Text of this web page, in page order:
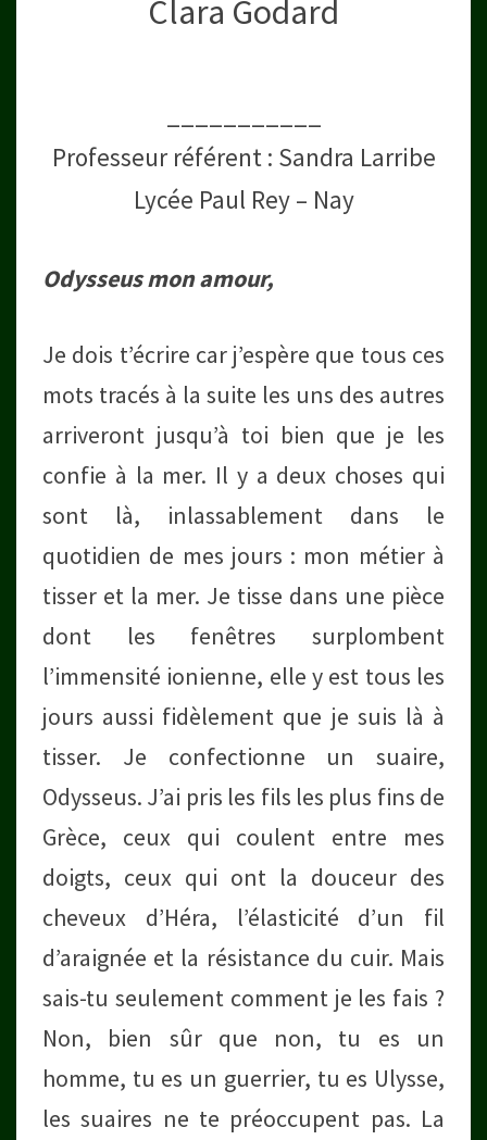
Clara Godard
Professeur référent : Sandra Larribe
Lycée Paul Rey – Nay
Odysseus mon amour,
Je dois t’écrire car j’espère que tous ces
mots tracés à la suite les uns des autres
arriveront jusqu’à toi bien que je les
confie à la mer. Il y a deux choses qui
sont là, inlassablement dans le
quotidien de mes jours : mon métier à
tisser et la mer. Je tisse dans une pièce
dont les fenêtres surplombent
l’immensité ionienne, elle y est tous les
jours aussi fidèlement que je suis là à
tisser. Je confectionne un suaire,
Odysseus. J’ai pris les fils les plus fins de
Grèce, ceux qui coulent entre mes
doigts, ceux qui ont la douceur des
cheveux d’Héra, l’élasticité d’un fil
d’araignée et la résistance du cuir. Mais
sais-tu seulement comment je les fais ?
Non, bien sûr que non, tu es un
homme, tu es un guerrier, tu es Ulysse,
les suaires ne te préoccupent pas. La